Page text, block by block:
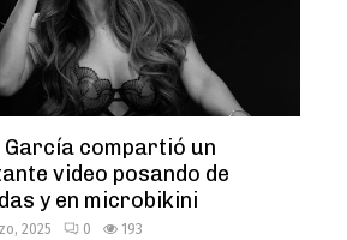
García compartió un
video posando de
y en microbikini
2025 0 193